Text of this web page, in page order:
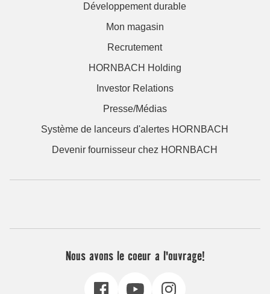
Développement durable
Mon magasin
Recrutement
HORNBACH Holding
Investor Relations
Presse/Médias
Système de lanceurs d'alertes HORNBACH
Devenir fournisseur chez HORNBACH
Nous avons le coeur a l'ouvrage!